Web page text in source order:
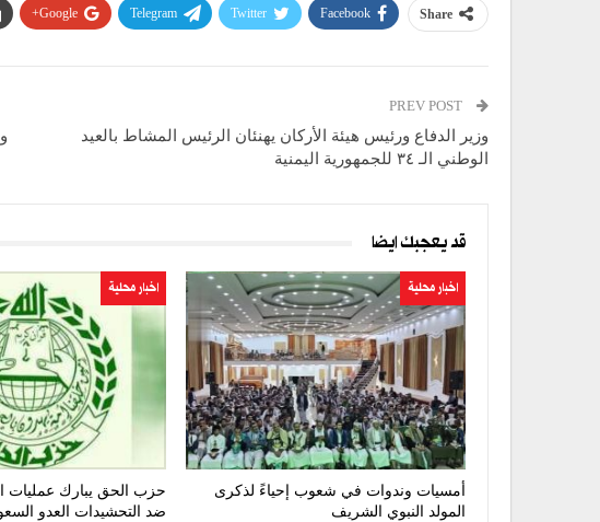
Share
Facebook
Twitter
Telegram
Google+
وزير الدفاع ورئيس هيئة الأركان يهنئان الرئيس المشاط بالعيد
الوطني الـ ٣٤ للجمهورية اليمنية
قد يعجبك ايضا
اخبار محلية
أمسيات وندوات في شعوب إحياءً لذكرى
المولد النبوي الشريف
اخبار محلية
حزب الحق يبارك عمليات
ضد التحشيدات العدو